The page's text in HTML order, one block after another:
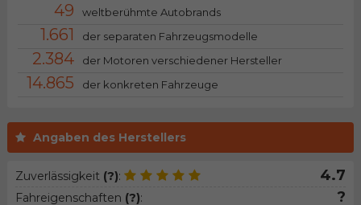
Angaben des Herstellers
Zuverlässigkeit (?): 4.7
Fahreigenschaften (?): ?
49 weltberühmte Autobrands
1.661 der separaten Fahrzeugsmodelle
2.384 der Motoren verschiedener Hersteller
14.865 der konkreten Fahrzeuge